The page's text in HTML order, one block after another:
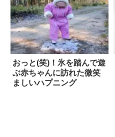
おっと(笑)！氷を踏んで遊
ぶ赤ちゃんに訪れた微笑
ましいハプニング